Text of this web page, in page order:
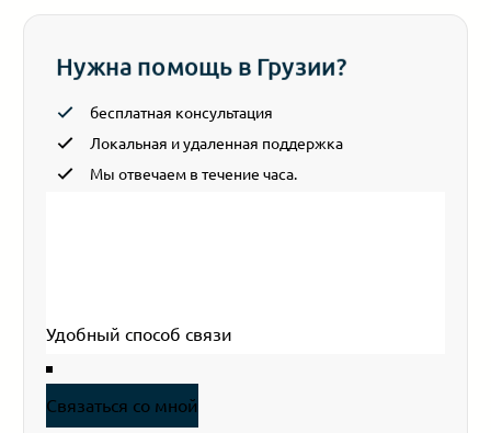
Нужна помощь в Грузии?
бесплатная консультация
Локальная и удаленная поддержка
Мы отвечаем в течение часа.
Ваш телефон
Связаться со мной